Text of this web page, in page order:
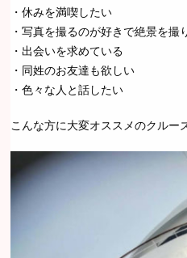
・休みを満喫したい
・写真を撮るのが好きで絶景を撮
・出会いを求めている
・同姓のお友達も欲しい
・色々な人と話したい
こんな方に大変オススメのクルー